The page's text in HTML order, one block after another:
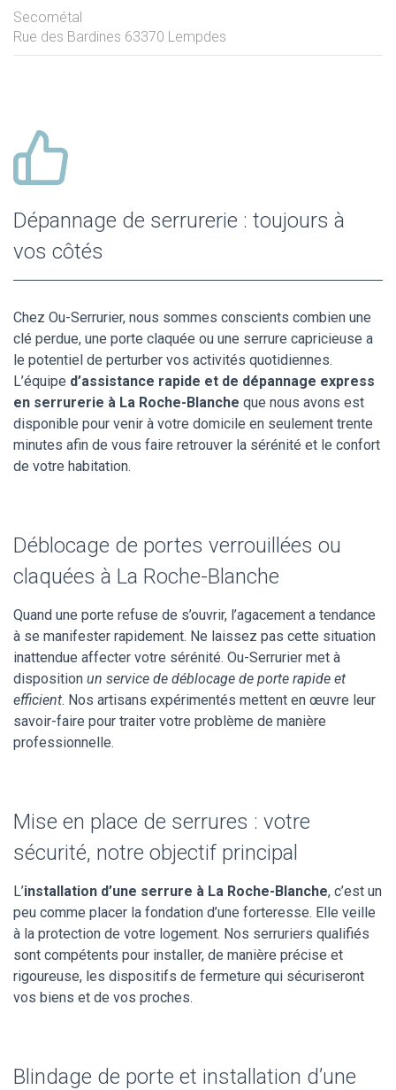
Secométal
Rue des Bardines 63370 Lempdes
Dépannage de serrurerie : toujours à
vos côtés
Chez Ou-Serrurier, nous sommes conscients combien une
clé perdue, une porte claquée ou une serrure capricieuse a
le potentiel de perturber vos activités quotidiennes.
L’équipe d’assistance rapide et de dépannage express
en serrurerie à La Roche-Blanche que nous avons est
disponible pour venir à votre domicile en seulement trente
minutes afin de vous faire retrouver la sérénité et le confort
de votre habitation.
Déblocage de portes verrouillées ou
claquées à La Roche-Blanche
Quand une porte refuse de s’ouvrir, l’agacement a tendance
à se manifester rapidement. Ne laissez pas cette situation
inattendue affecter votre sérénité. Ou-Serrurier met à
disposition un service de déblocage de porte rapide et
efficient. Nos artisans expérimentés mettent en œuvre leur
savoir-faire pour traiter votre problème de manière
professionnelle.
Mise en place de serrures : votre
sécurité, notre objectif principal
L’installation d’une serrure à La Roche-Blanche, c’est un
peu comme placer la fondation d’une forteresse. Elle veille
à la protection de votre logement. Nos serruriers qualifiés
sont compétents pour installer, de manière précise et
rigoureuse, les dispositifs de fermeture qui sécuriseront
vos biens et de vos proches.
Blindage de porte et installation d’une